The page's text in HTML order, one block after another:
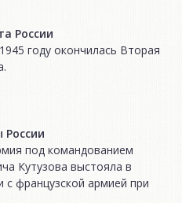
России
году окончилась Вторая
России
под командованием
Кутузова выстояла в
с французской армией при